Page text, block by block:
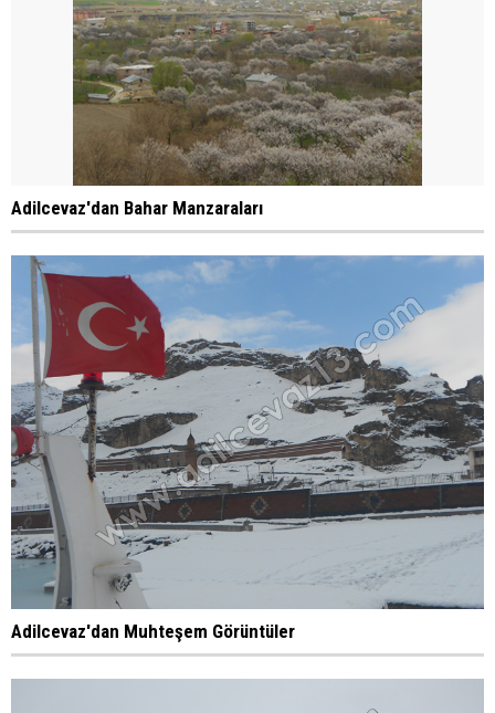
Adilcevaz'dan Bahar Manzaraları
Adilcevaz'dan Muhteşem Görüntüler